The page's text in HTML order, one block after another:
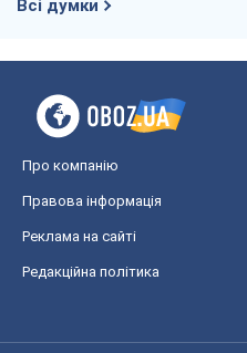
Всі думки
Про компанію
Правова інформація
Реклама на сайті
Редакційна політика